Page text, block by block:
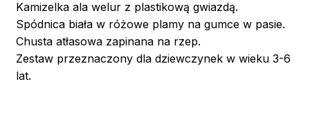
Kamizelka ala welur z plastikową gwiazdą.
Spódnica biała w różowe plamy na gumce w pasie.
Chusta atłasowa zapinana na rzep.
Zestaw przeznaczony dla dziewczynek w wieku 3-6
lat.